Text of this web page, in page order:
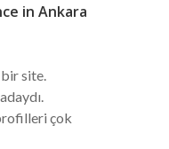
in Ankara
site.
çok